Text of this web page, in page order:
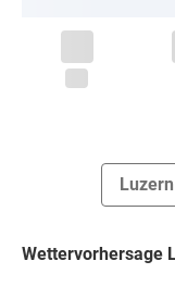
Wettervorhersage